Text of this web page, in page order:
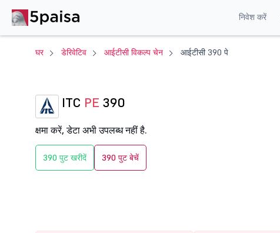
निवेश करें
घर डेरिवेटिव आईटीसी विकल्प चेन आईटीसी 390 पे
ITC PE 390
क्षमा करें, डेटा अभी उपलब्ध नहीं है.
390 पुट खरीदें 390 पुट बेचें